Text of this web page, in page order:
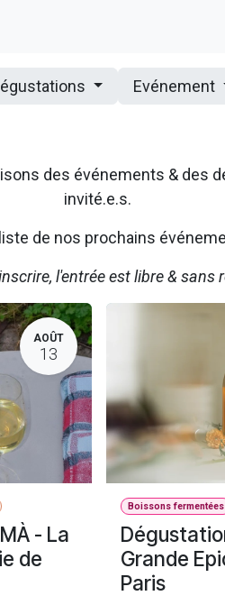
Evénement
des événements & des
invité.e.s.
de nos prochains
l'entrée est libre & sans
AOÛT
13
- La
de
Boissons fermentées
Grande
Paris